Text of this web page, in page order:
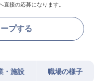
直接の応募になります。
プする
・施設 職場の様子